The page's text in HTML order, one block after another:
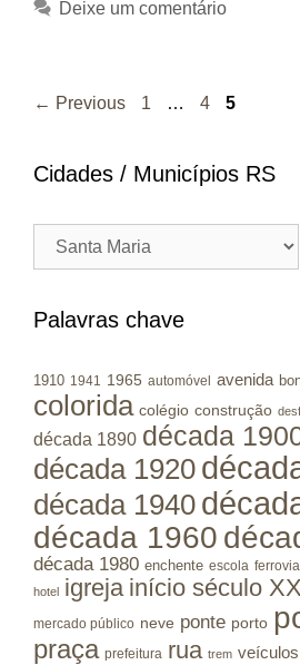
Deixe um comentário
← Previous Page
1 … Page
4 Page
5
Cidades / Municípios RS
Cidades
Municípios
Palavras chave
1910 1941 1965 automóvel avenida
colorida colégio construção
década 1890 década
década 1920
década 1940
década 1960
década 1980 enchente escola ferrovia
hotel igreja início século XX
mercado público neve ponte porto
praça prefeitura rua trem veículos